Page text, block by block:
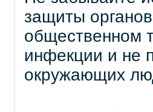
защиты
общественном
инфекции и не
окружающих